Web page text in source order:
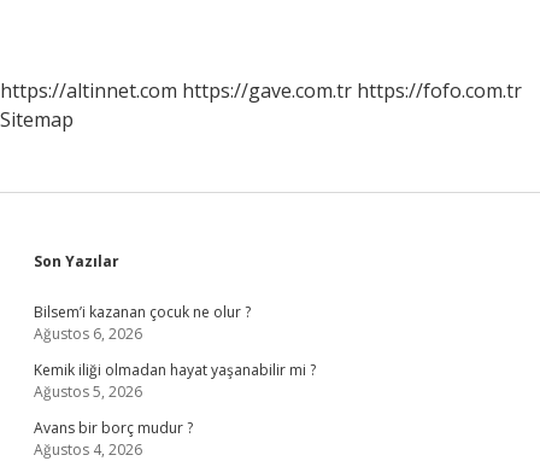
https://altinnet.com https://gave.com.tr https://fofo.com.tr
Sitemap
Sidebar
Son Yazılar
Bilsem’i kazanan çocuk ne olur ?
Ağustos 6, 2026
Kemik iliği olmadan hayat yaşanabilir mi ?
Ağustos 5, 2026
Avans bir borç mudur ?
Ağustos 4, 2026